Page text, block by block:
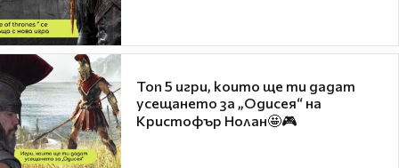
Топ 5 игри, които ще ти дадат
усещането за „Одисея“ на
Кристофър Нолан🤩🎮